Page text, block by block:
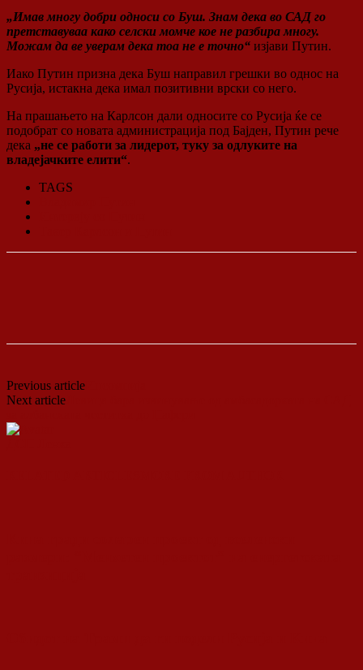
„Имав многу добри односи со Буш. Знам дека во САД го
претставуваа како селски момче кое не разбира многу.
Можам да ве уверам дека тоа не е точно“ изјави Путин.
Иако Путин призна дека Буш направил грешки во однос на
Русија, истакна дека имал позитивни врски со него.
На прашањето на Карлсон дали односите со Русија ќе се
подобрат со новата администрација под Бајден, Путин рече
дека „не се работи за лидерот, туку за одлуките на
владејачките елити“.
TAGS
Previous article
Next article